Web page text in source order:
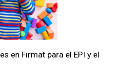
en Firmat para el EPI y el